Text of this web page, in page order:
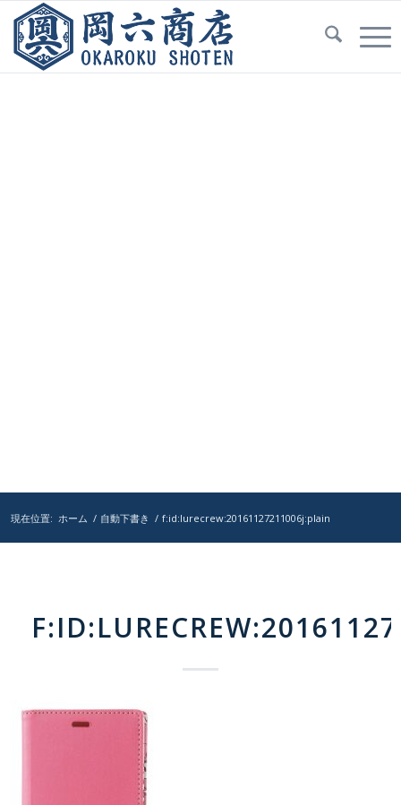
現在位置: ホーム / 自動下書き / f:id:lurecrew:20161127211006j:plain